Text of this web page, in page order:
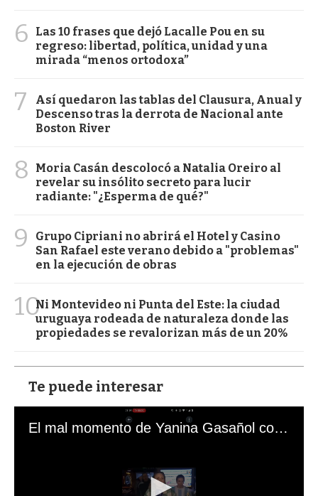
6
Las 10 frases que dejó Lacalle Pou en su
regreso: libertad, política, unidad y una
mirada “menos ortodoxa”
7
Así quedaron las tablas del Clausura, Anual y
Descenso tras la derrota de Nacional ante
Boston River
8
Moria Casán descolocó a Natalia Oreiro al
revelar su insólito secreto para lucir
radiante: "¿Esperma de qué?"
9
Grupo Cipriani no abrirá el Hotel y Casino
San Rafael este verano debido a "problemas"
en la ejecución de obras
10Ni Montevideo ni Punta del Este: la ciudad
uruguaya rodeada de naturaleza donde las
propiedades se revalorizan más de un 20%
Te puede interesar
El mal momento de Yanina Gasañol con un hincha argentino en "Subrayado"